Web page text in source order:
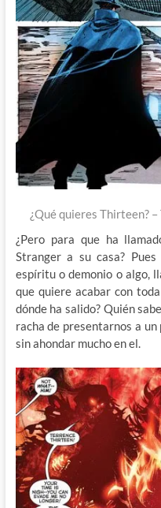
¿Qué quieres Thirteen?
¿Pero para que ha
Stranger a su casa?
espíritu o demonio o algo,
que quiere acabar con
dónde ha salido? Quién
racha de presentarnos a
sin ahondar mucho en el.